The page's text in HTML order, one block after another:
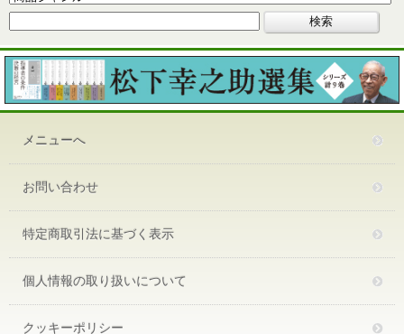
メニューへ
お問い合わせ
特定商取引法に基づく表示
個人情報の取り扱いについて
クッキーポリシー